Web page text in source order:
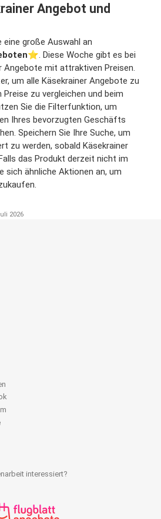
Angebot und
eine große Auswahl an
⭐️. Diese Woche gibt es bei
Angebote mit attraktiven Preisen.
um alle Käsekrainer Angebote zu
zu vergleichen und beim
Sie die Filterfunktion, um
Ihres bevorzugten Geschäfts
Speichern Sie Ihre Suche, um
zu werden, sobald Käsekrainer
das Produkt derzeit nicht im
sich ähnliche Aktionen an, um
2026
interessiert?